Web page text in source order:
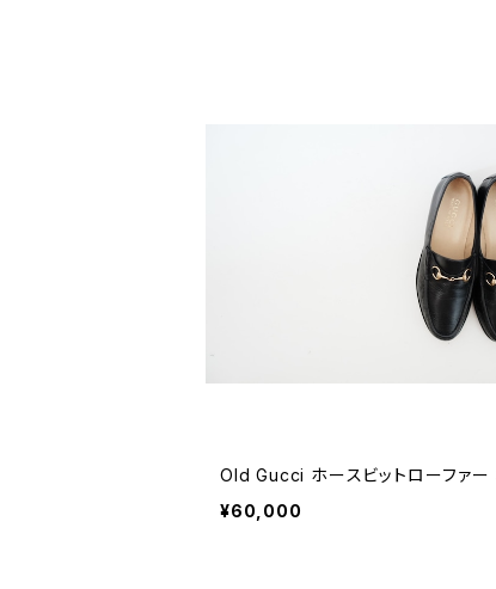
Old Gucci ホースビットローファ
¥60,000